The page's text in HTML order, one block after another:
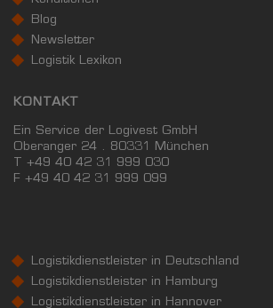
Blog
Newsletter
Logistik Lexikon
KONTAKT
Ein Service der Logivest GmbH
Oberanger 24 . 80331 München
T +49 40 42 31 999 030
F +49 40 42 31 999 099
Logistikdienstleister in Deutschland
Logistikdienstleister in Hamburg
Logistikdienstleister in Hannover